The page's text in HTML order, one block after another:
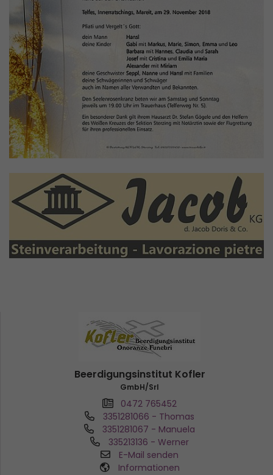
Beerdigungsinstitut Kofler
GmbH/Srl
0472 765452
3351281066 - Thomas
3351281067 - Manuela
335213136 - Werner
E-Mail senden
Informationen